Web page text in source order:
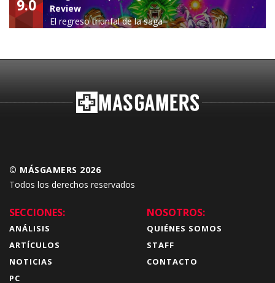
9.0
Review
El regreso triunfal de la saga
© MÁSGAMERS 2026
Todos los derechos reservados
SECCIONES:
ANÁLISIS
ARTÍCULOS
NOTICIAS
PC
NOSOTROS:
QUIÉNES SOMOS
STAFF
CONTACTO